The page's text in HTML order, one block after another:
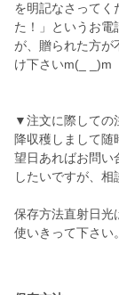
を明記なさってく
た！」というお電
が、贈られた方が
け下さいm(_ _)m
▼注文に際しての
降収穫しまして
望日あればお問い
したいですが、相
保存方法直射日光
使いきって下さい